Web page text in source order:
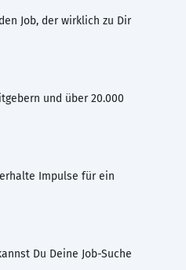
Job, der wirklich zu Dir
und über 20.000
Impulse für ein
Du Deine Job-Suche